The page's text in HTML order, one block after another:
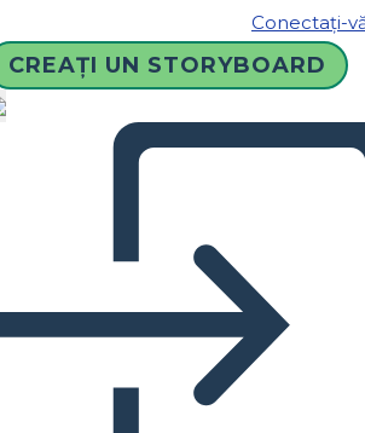
Conectați-
CREAȚI UN STORYBOARD